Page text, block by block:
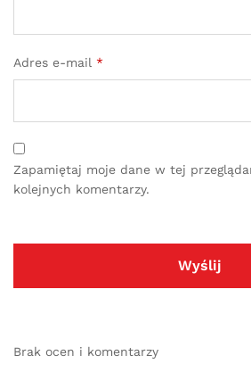
Adres e-mail *
Zapamiętaj moje dane w tej
kolejnych komentarzy.
Brak ocen i komentarzy